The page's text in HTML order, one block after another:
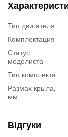
Тип двигателя
Комплектация
Статус
моделиста
Тип комплекта
Размах крыла,
мм
Відгуки